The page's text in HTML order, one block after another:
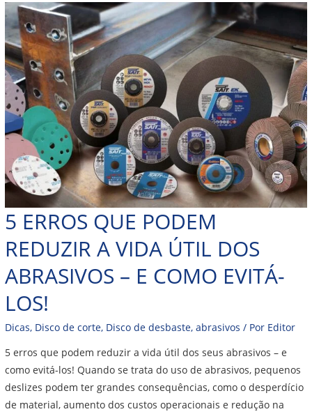
5 ERROS QUE PODEM
REDUZIR A VIDA ÚTIL DOS
ABRASIVOS – E COMO EVITÁ-
LOS!
Dicas, Disco de corte, Disco de desbaste,abrasivos / Por Editor
5 erros que podem reduzir a vida útil dos seus abrasivos – e
como evitá-los! Quando se trata do uso de abrasivos, pequenos
deslizes podem ter grandes consequências, como o desperdício
de material, aumento dos custos operacionais e redução na